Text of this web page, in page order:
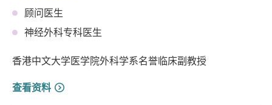
顾问医生
神经外科专科医生
香港中文大学医学院外科学系名誉临床副教授
查看资料